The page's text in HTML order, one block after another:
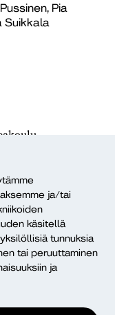
ja/tai
käsitellä
tunnuksia
tai peruuttaminen
ja
Pia
Suikkala